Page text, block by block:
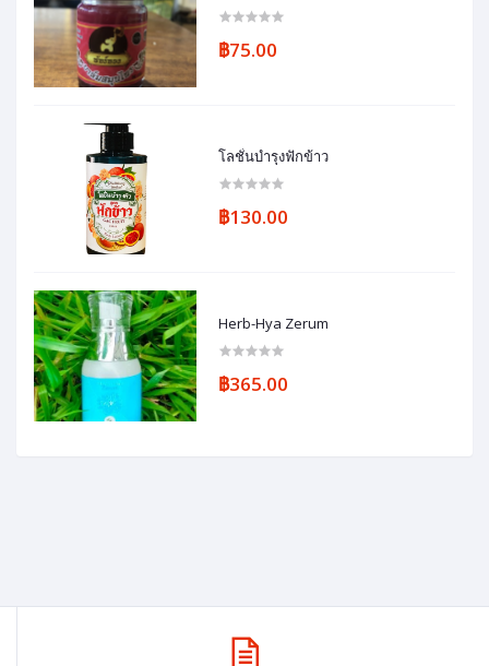
฿75.00
โลชั่นบำรุงฟักข้าว
฿130.00
Herb-Hya Zerum
฿365.00